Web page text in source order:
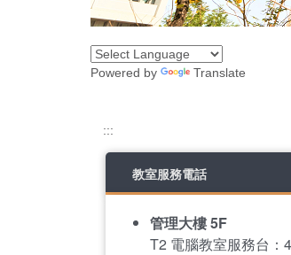
Powered by Translate
:::
教室服務電話
管理大樓 5F
T2 電腦教室服務台：